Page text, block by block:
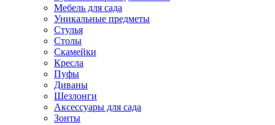
Мебель для сада
Уникальные предметы
Стулья
Столы
Скамейки
Кресла
Пуфы
Диваны
Шезлонги
Аксессуары для сада
Зонты